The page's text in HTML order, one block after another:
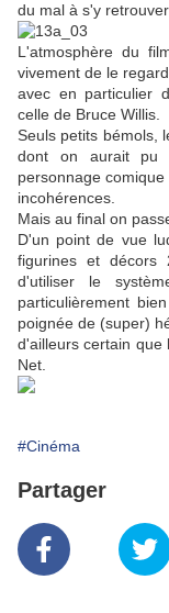
du mal à s'y
L'atmosphère du
vivement de le
avec en particulier
celle de Bruce Willis.
Seuls petits bémols,
dont on aurait pu
personnage
incohérences.
Mais au final on
D'un point de vue
figurines et
d'utiliser le
particulièrement
poignée de (super)
d'ailleurs certain que
Net.
#Cinéma
Partager